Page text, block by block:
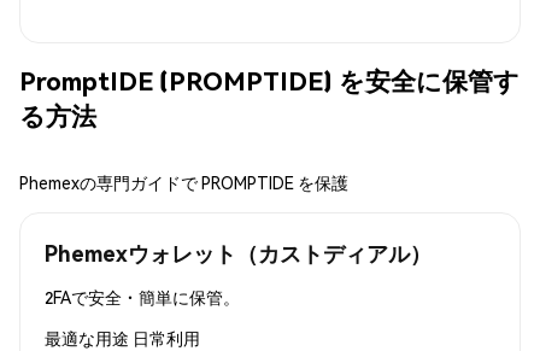
PromptIDE (PROMPTIDE) を安全に保管す
る方法
Phemexの専門ガイドで PROMPTIDE を保護
Phemexウォレット（カストディアル）
2FAで安全・簡単に保管。
最適な用途 日常利用